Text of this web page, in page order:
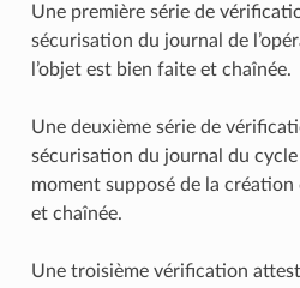
Une première série de
sécurisation du journal de
l’objet est bien faite et chaînée.
Une deuxième série de
sécurisation du journal du cycle
moment supposé de la création
et chaînée.
Une troisième vérification